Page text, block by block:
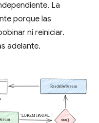
La
porque las
ni reiniciar.
adelante.